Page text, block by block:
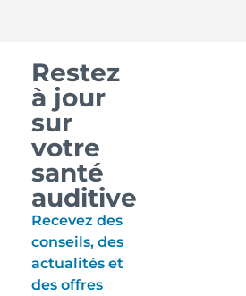
Restez
à jour
sur
votre
santé
auditive
Recevez des
conseils, des
actualités et
des offres